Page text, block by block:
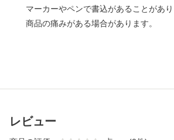
マーカーやペンで書込があることがあり
商品の痛みがある場合があります。
レビュー